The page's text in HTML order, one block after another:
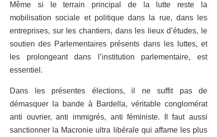
Même si le terrain principal de la lutte reste la
mobilisation sociale et politique dans la rue, dans les
entreprises, sur les chantiers, dans les lieux d’études, le
soutien des Parlementaires présents dans les luttes, et
les prolongeant dans l’institution parlementaire, est
essentiel.
Dans les présentes élections, il ne suffit pas de
démasquer la bande à Bardel a, véritable conglomérat
anti ouvrier, anti immigrés, anti féministe. Il faut aussi
sanctionner la Macronie ultra libérale qui affame les plus